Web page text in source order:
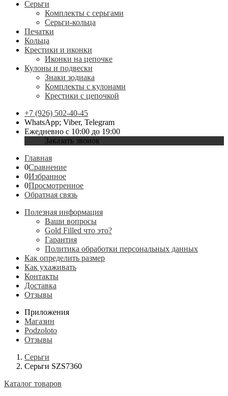
Серьги
Комплекты с серьгами
Серьги-кольца
Печатки
Кольца
Крестики и иконки
Иконки на цепочке
Кулоны и подвески
Знаки зодиака
Комплекты с кулонами
Крестики с цепочкой
+7 (926) 502-40-45
WhatsApp; Viber, Telegram
Ежедневно с 10:00 до 19:00
Заказать звонок
Главная
0Сравнение
0Избранное
0Просмотренное
Обратная связь
Полезная информация
Ваши вопросы
Gold Filled что это?
Гарантия
Политика обработки персональных данных
Как определить размер
Как ухаживать
Контакты
Доставка
Отзывы
Приложения
Магазин
Podzoloto
Отзывы
Серьги
Серьги SZS7360
Каталог товаров